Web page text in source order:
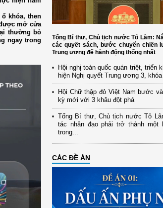
khóa, then
mở cửa
thường bỏ
ngay trong
Tổng Bí thư, Chủ tịch nước Tô Lâm:
các quyết sách, bước chuyển chiến
Trung ương để hành động thống nhất
Hội nghị toàn quốc quán triệt, triển
hiện Nghị quyết Trung ương 3,
Hội Chữ thập đỏ Việt Nam bước
kỳ mới với 3 khâu đột phá
Tổng Bí thư, Chủ tịch nước Tô
tác nhân đạo phải trở thành một
trong...
CÁC ĐỀ ÁN